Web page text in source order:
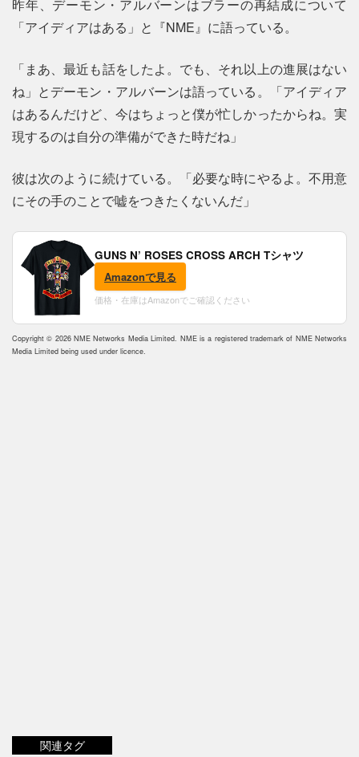
昨年、デーモン・アルバーンはブラーの再結成について
「アイディアはある」と『NME』に語っている。
「まあ、最近も話をしたよ。でも、それ以上の進展はない
ね」とデーモン・アルバーンは語っている。「アイディア
はあるんだけど、今はちょっと僕が忙しかったからね。実
現するのは自分の準備ができた時だね」
彼は次のように続けている。「必要な時にやるよ。不用意
にその手のことで嘘をつきたくないんだ」
GUNS N’ ROSES CROSS ARCH Tシャツ
Amazonで見る
価格・在庫はAmazonでご確認ください
Copyright © 2026 NME Networks Media Limited. NME is a registered trademark of NME Networks
Media Limited being used under licence.
関連タグ